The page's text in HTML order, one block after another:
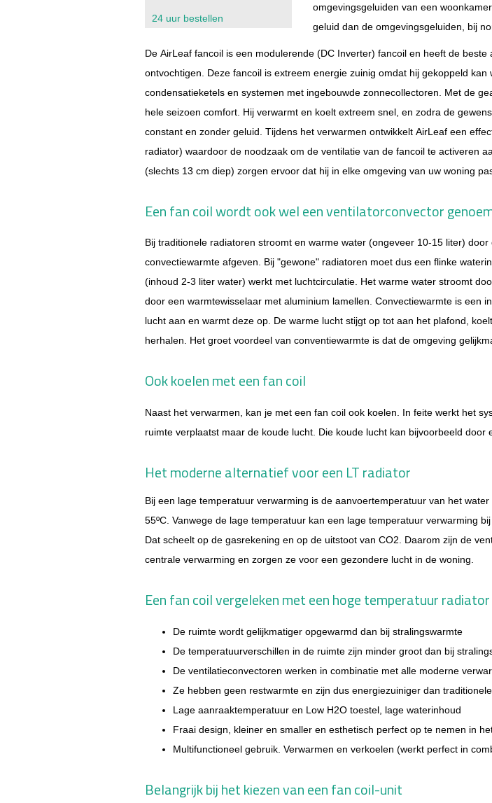
24 uur bestellen
omgevingsgeluiden van een
geluid dan de omgevingsgeluiden, bij
De AirLeaf fancoil is een modulerende (DC Inverter) fancoil en heeft de
ontvochtigen. Deze fancoil is extreem energie zuinig omdat hij gekoppeld
condensatieketels en systemen met ingebouwde zonnecollectoren. Met de
hele seizoen comfort. Hij verwarmt en koelt extreem snel, en zodra de
constant en zonder geluid. Tijdens het verwarmen ontwikkelt AirLeaf een
radiator) waardoor de noodzaak om de ventilatie van de fancoil te activeren
(slechts 13 cm diep) zorgen ervoor dat hij in elke omgeving van uw woning
Een fan coil wordt ook wel een ventilatorconvector
Bij traditionele radiatoren stroomt en warme water (ongeveer 10-15 liter)
convectiewarmte afgeven. Bij "gewone" radiatoren moet dus een flinke
(inhoud 2-3 liter water) werkt met luchtcirculatie. Het warme water stroomt
door een warmtewisselaar met aluminium lamellen. Convectiewarmte is een
lucht aan en warmt deze op. De warme lucht stijgt op tot aan het plafond,
herhalen. Het groet voordeel van conventiewarmte is dat de omgeving
Ook koelen met een fan coil
Naast het verwarmen, kan je met een fan coil ook koelen. In feite werkt het
ruimte verplaatst maar de koude lucht. Die koude lucht kan bijvoorbeeld door
Het moderne alternatief voor een LT radiator
Bij een lage temperatuur verwarming is de aanvoertemperatuur van het
55ºC. Vanwege de lage temperatuur kan een lage temperatuur verwarming
Dat scheelt op de gasrekening en op de uitstoot van CO2. Daarom zijn de
centrale verwarming en zorgen ze voor een gezondere lucht in de woning.
Een fan coil vergeleken met een hoge temperatuur radiator
De ruimte wordt gelijkmatiger opgewarmd dan bij stralingswarmte
De temperatuurverschillen in de ruimte zijn minder groot dan bij
De ventilatieconvectoren werken in combinatie met alle moderne
Ze hebben geen restwarmte en zijn dus energiezuiniger dan
Lage aanraaktemperatuur en Low H2O toestel, lage waterinhoud
Fraai design, kleiner en smaller en esthetisch perfect op te nemen in
Multifunctioneel gebruik. Verwarmen en verkoelen (werkt perfect in
Belangrijk bij het kiezen van een fan coil-unit